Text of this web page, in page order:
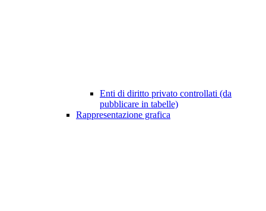
Enti di diritto privato controllati (da
pubblicare in tabelle)
Rappresentazione grafica